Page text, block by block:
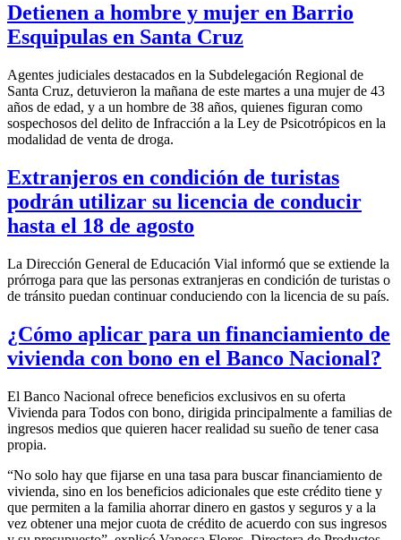
Detienen a hombre y mujer en Barrio
Esquipulas en Santa Cruz
Agentes judiciales destacados en la Subdelegación Regional de
Santa Cruz, detuvieron la mañana de este martes a una mujer de 43
años de edad, y a un hombre de 38 años, quienes figuran como
sospechosos del delito de Infracción a la Ley de Psicotrópicos en la
modalidad de venta de droga.
Extranjeros en condición de turistas
podrán utilizar su licencia de conducir
hasta el 18 de agosto
La Dirección General de Educación Vial informó que se extiende la
prórroga para que las personas extranjeras en condición de turistas o
de tránsito puedan continuar conduciendo con la licencia de su país.
¿Cómo aplicar para un financiamiento de
vivienda con bono en el Banco Nacional?
El Banco Nacional ofrece beneficios exclusivos en su oferta
Vivienda para Todos con bono, dirigida principalmente a familias de
ingresos medios que quieren hacer realidad su sueño de tener casa
propia.
“No solo hay que fijarse en una tasa para buscar financiamiento de
vivienda, sino en los beneficios adicionales que este crédito tiene y
que permiten a la familia ahorrar dinero en gastos y seguros y a la
vez obtener una mejor cuota de crédito de acuerdo con sus ingresos